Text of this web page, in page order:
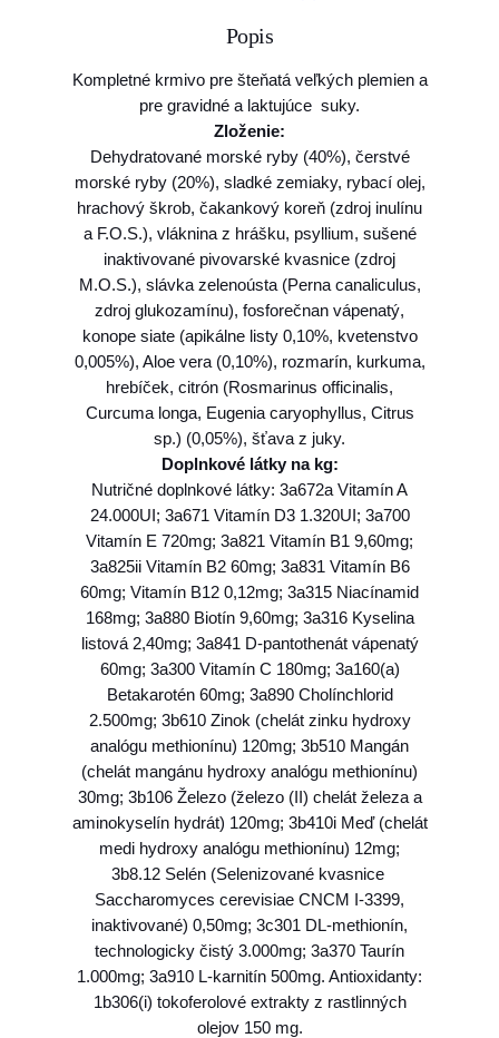
l
e
a
H
O
L
I
S
T
I
C
d
o
u
p
p
y
&
j
u
n
i
o
r
m
a
x
f
i
s
h
1
2
Popis
Kompletné krmivo pre šteňatá veľkých plemien a
pre gravidné a laktujúce suky.
Zloženie:
Dehydratované morské ryby (40%), čerstvé
morské ryby (20%), sladké zemiaky, rybací olej,
hrachový škrob, čakankový koreň (zdroj inulínu
a F.O.S.), vláknina z hrášku, psyllium, sušené
inaktivované pivovarské kvasnice (zdroj
M.O.S.), slávka zelenoústa (Perna canaliculus,
zdroj glukozamínu), fosforečnan vápenatý,
konope siate (apikálne listy 0,10%, kvetenstvo
0,005%), Aloe vera (0,10%), rozmarín, kurkuma,
hrebíček, citrón (Rosmarinus officinalis,
Curcuma longa, Eugenia caryophyllus, Citrus
sp.) (0,05%), šťava z juky.
Doplnkové látky na kg:
Nutričné doplnkové látky: 3a672a Vitamín A
24.000UI; 3a671 Vitamín D3 1.320UI; 3a700
Vitamín E 720mg; 3a821 Vitamín B1 9,60mg;
3a825ii Vitamín B2 60mg; 3a831 Vitamín B6
60mg; Vitamín B12 0,12mg; 3a315 Niacínamid
168mg; 3a880 Biotín 9,60mg; 3a316 Kyselina
listová 2,40mg; 3a841 D-pantothenát vápenatý
60mg; 3a300 Vitamín C 180mg; 3a160(a)
Betakarotén 60mg; 3a890 Cholínchlorid
2.500mg; 3b610 Zinok (chelát zinku hydroxy
analógu methionínu) 120mg; 3b510 Mangán
(chelát mangánu hydroxy analógu methionínu)
30mg; 3b106 Železo (železo (II) chelát železa a
aminokyselín hydrát) 120mg; 3b410i Meď (chelát
medi hydroxy analógu methionínu) 12mg;
3b8.12 Selén (Selenizované kvasnice
Saccharomyces cerevisiae CNCM I-3399,
inaktivované) 0,50mg; 3c301 DL-methionín,
technologicky čistý 3.000mg; 3a370 Taurín
1.000mg; 3a910 L-karnitín 500mg. Antioxidanty:
1b306(i) tokoferolové extrakty z rastlinných
olejov 150 mg.